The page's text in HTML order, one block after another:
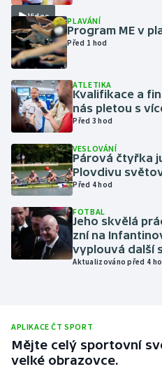
Judo
Krasobruslení
Lyže a snowboard
Moderní pětiboj
Motorsport
Olympijské hry
Parasport
Ragby
Video PLAVÁNÍ
Program ME v
Před 1 hod
ATLETIKA
Kvalifikace a
nás pletou s
Před 3 hod
VESLOVÁNÍ
Párová čtyřka
Plovdivu
Před 4 hod
FOTBAL
Jeho skvělá
zní na
vyplouvá další
Aktualizováno před 4
APLIKACE ČT SPORT
Mějte celý sportovní
velké obrazovce.